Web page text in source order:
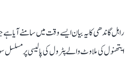
راہل گاندھی کا یہ بیان ایسے وقت میں سامنے
ایتھنول کی ملاوٹ والے پٹرول کی پالیسی پر مسلسل